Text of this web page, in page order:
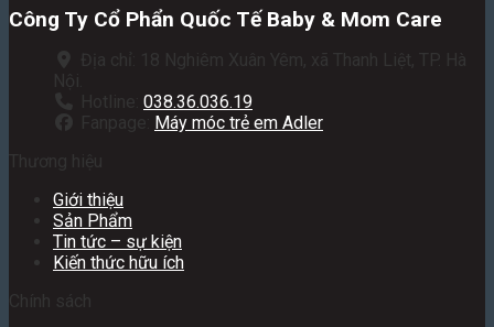
Công Ty Cổ Phẩn Quốc Tế Baby & Mom Care
Địa chỉ: 18 Nghiêm Xuân Yêm, xã Thanh Liệt, TP. Hà
Nội.
Hotline: 038.36.036.19
Fanpage: Máy móc trẻ em Adler
Thương hiệu
Giới thiệu
Sản Phẩm
Tin tức – sự kiện
Kiến thức hữu ích
Chính sách